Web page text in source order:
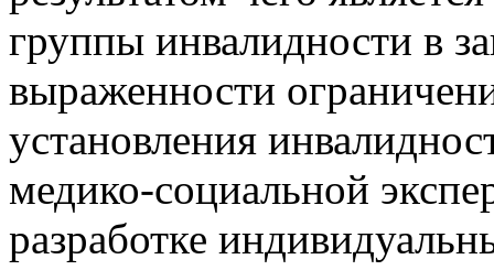
группы инвалидности в
выраженности
установления
медико-социальной
разработке